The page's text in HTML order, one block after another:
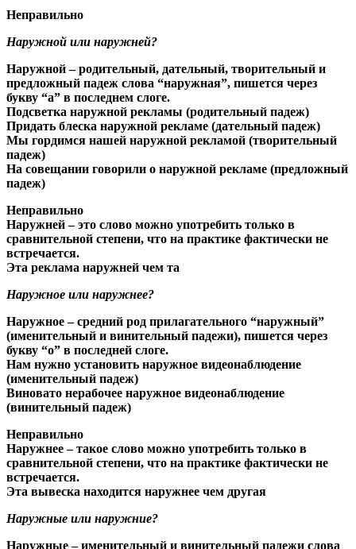
Неправильно
Наружной или наружней?
Наружной– родительный, дательный, творительный и
предложный падеж слова “наружная”, пишется через
букву “а” в последнем слоге.
Подсветка наружной рекламы (родительный падеж)
Придать блеска наружной рекламе (дательный падеж)
Мы гордимся нашей наружной рекламой (творительный
падеж)
На совещании говорили о наружной рекламе (предложный
падеж)
Неправильно
Наружней– это слово можно употребить только в
сравнительной степени, что на практике фактически не
встречается.
Эта реклама наружней чем та
Наружное или наружнее?
Наружное– средний род прилагательного “наружный”
(именительный и винительный падежи), пишется через
букву “о” в последней слоге.
Нам нужно установить наружное видеонаблюдение
(именительный падеж)
Виновато нерабочее наружное видеонаблюдение
(винительный падеж)
Неправильно
Наружнее– такое слово можно употребить только в
сравнительной степени, что на практике фактически не
встречается.
Эта вывеска находится наружнее чем другая
Наружные или наружние?
Наружные– именительный и винительный падежи слова